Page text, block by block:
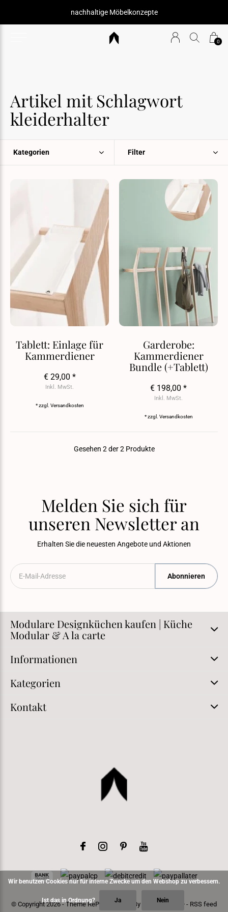
0
nachhaltige Möbelkonzepte
Artikel mit Schlagwort
kleiderhalter
Kategorien Filter
Tablett: Einlage für
Kammerdiener
€ 29,00 *
Inkl. MwSt.
* zzgl. Versandkosten
Garderobe:
Kammerdiener
Bundle (+Tablett)
€ 198,00 *
Inkl. MwSt.
* zzgl. Versandkosten
Gesehen 2 der 2 Produkte
Melden Sie sich für
unseren Newsletter an
Erhalten Sie die neuesten Angebote und Aktionen
Abonnieren
Modulare Designküchen kaufen | Küche
Modular & A la carte
Informationen
Kategorien
Kontakt
© Copyright2026- Theme RePos - Theme By DMWSx Plus+ - RSS feed
Wir benutzen Cookies nur für interne Zwecke um den Webshop zu verbessern.
Ist das in Ordnung? Ja Nein